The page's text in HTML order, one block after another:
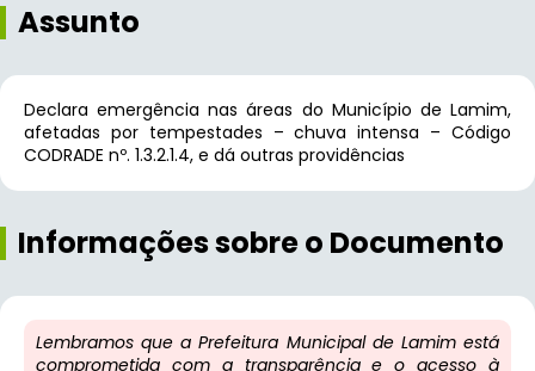
Assunto
Declara emergência nas áreas do Município de Lamim,
afetadas por tempestades – chuva intensa – Código
CODRADE nº. 1.3.2.1.4, e dá outras providências
Informações sobre o Documento
Lembramos que a Prefeitura Municipal de Lamim está
comprometida com a transparência e o acesso à